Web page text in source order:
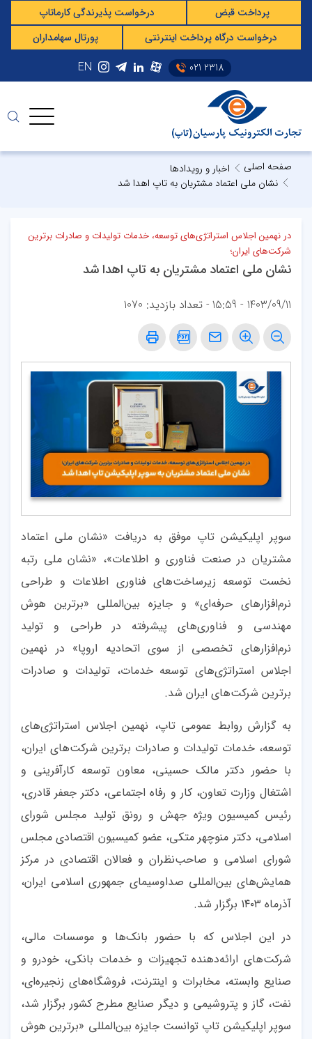
پرداخت قبض
درخواست پذیرندگی کارماتاپ
درخواست درگاه پرداخت اینترنتی
پورتال سهامداران
EN 021 2318
صفحه اصلی
اخبار و رویدادها
نشان ملی اعتماد مشتریان به تاپ اهدا شد
در نهمین اجلاس استراتژی‌های توسعه، خدمات تولیدات و صادرات برترین
شرکت‌های ایران؛
نشان ملی اعتماد مشتریان به تاپ اهدا شد
1403/09/11 - 15:59 - تعداد بازدید: 1070
سوپر اپلیکیشن تاپ موفق به دریافت «نشان ملی اعتماد
مشتریان در صنعت فناوری و اطلاعات»، «نشان ملی رتبه
نخست توسعه زیرساخت‌های فناوری اطلاعات و طراحی
نرم‌افزارهای حرفه‌ای» و جایزه بین‌المللی «برترین هوش
مهندسی و فناوری‌های پیشرفته در طراحی و تولید
نرم‌افزارهای تخصصی از سوی اتحادیه اروپا» در نهمین
اجلاس استراتژی‌های توسعه خدمات، تولیدات و صادرات
برترین شرکت‌های ایران شد.
به گزارش روابط عمومی تاپ، نهمین اجلاس استراتژی‌های
توسعه، خدمات تولیدات و صادرات برترین شرکت‌های ایران،
با حضور دکتر مالک حسینی، معاون توسعه کارآفرینی و
اشتغال وزارت تعاون، کار و رفاه اجتماعی، دکتر جعفر قادری،
رئیس کمیسیون ویژه جهش و رونق تولید مجلس شورای
اسلامی، دکتر منوچهر متکی، عضو کمیسیون اقتصادی مجلس
شورای اسلامی و صاحب‌نظران و فعالان اقتصادی در مرکز
همایش‌های بین‌المللی صداوسیمای جمهوری اسلامی ایران،
آذرماه ۱۴۰۳ برگزار شد.
در این اجلاس که با حضور بانک‌ها و موسسات مالی،
شرکت‌هاى ارائه‌دهنده تجهیزات و خدمات بانکى، خودرو و
صنایع وابسته، مخابرات و اینترنت، فروشگاه‌های زنجیره‌ای،
نفت، گاز و پتروشیمی و دیگر صنایع مطرح کشور برگزار شد،
سوپر اپلیکیشن تاپ توانست جایزه بین‌المللی «برترین هوش